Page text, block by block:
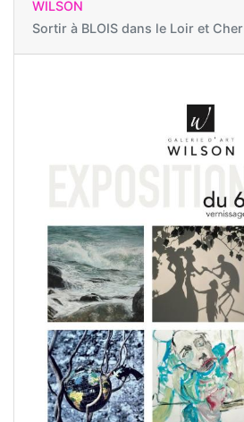
WILSON
Sortir à BLOIS dans le Loir et Cher